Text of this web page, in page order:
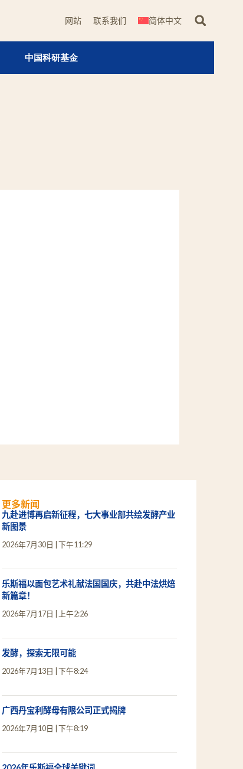
网站 联系我们 简体中文
中国科研基金
更多新闻
九赴进博再启新征程，七大事业部共绘发酵产业
新图景
2026年7月30日 下午11:29
乐斯福以面包艺术礼献法国国庆，共赴中法烘焙
新篇章！
2026年7月17日 上午2:26
发酵，探索无限可能
2026年7月13日 下午8:24
广西丹宝利酵母有限公司正式揭牌
2026年7月10日 下午8:19